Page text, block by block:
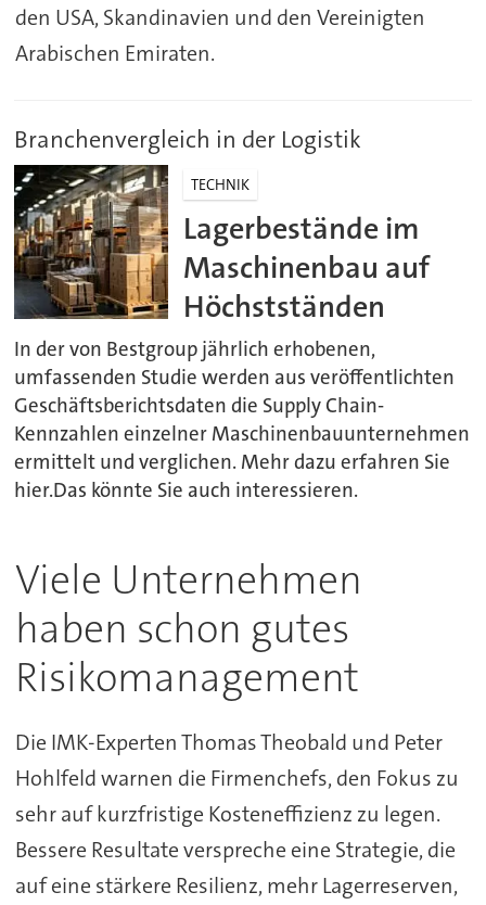
den USA, Skandinavien und den Vereinigten
Arabischen Emiraten.
Branchenvergleich in der Logistik
TECHNIK
Lagerbestände im
Maschinenbau auf
Höchstständen
In der von Bestgroup jährlich erhobenen,
umfassenden Studie werden aus veröffentlichten
Geschäftsberichtsdaten die Supply Chain-
Kennzahlen einzelner Maschinenbauunternehmen
ermittelt und verglichen. Mehr dazu erfahren Sie
hier.Das könnte Sie auch interessieren.
Viele Unternehmen
haben schon gutes
Risikomanagement
Die IMK-Experten Thomas Theobald und Peter
Hohlfeld warnen die Firmenchefs, den Fokus zu
sehr auf kurzfristige Kosteneffizienz zu legen.
Bessere Resultate verspreche eine Strategie, die
auf eine stärkere Resilienz, mehr Lagerreserven,